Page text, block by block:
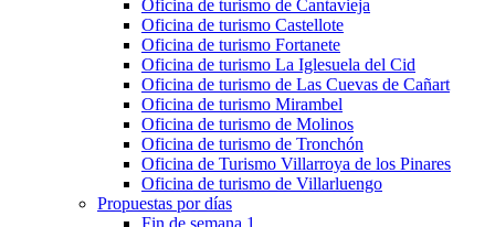
Oficina de turismo de Cantavieja
Oficina de turismo Castellote
Oficina de turismo Fortanete
Oficina de turismo La Iglesuela del Cid
Oficina de turismo de Las Cuevas de Cañart
Oficina de turismo Mirambel
Oficina de turismo de Molinos
Oficina de turismo de Tronchón
Oficina de Turismo Villarroya de los Pinares
Oficina de turismo de Villarluengo
Propuestas por días
Fin de semana 1